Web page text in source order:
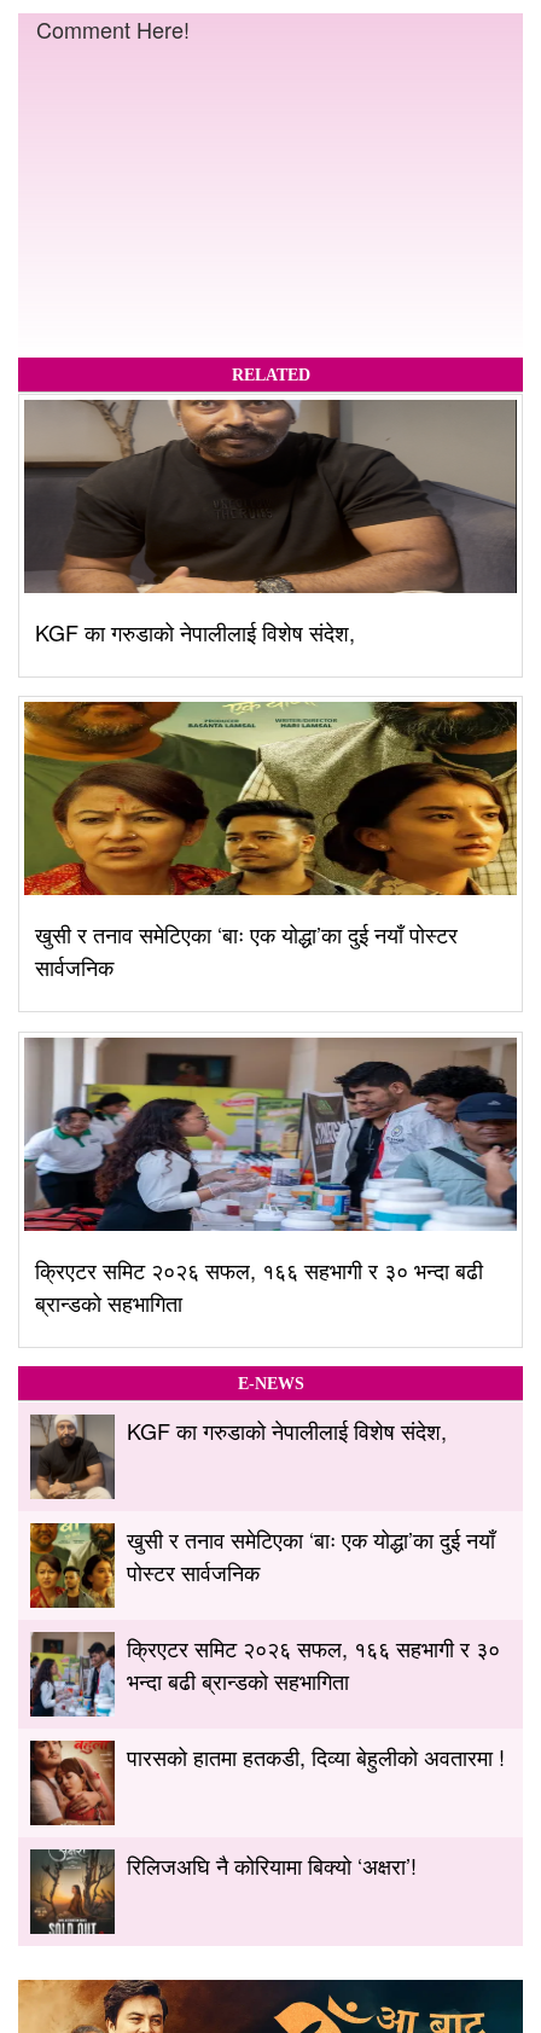
Comment Here!
RELATED
KGF का गरुडाको नेपालीलाई विशेष संदेश,
खुसी र तनाव समेटिएका ‘बाः एक योद्धा’का दुई नयाँ पोस्टर
सार्वजनिक
क्रिएटर समिट २०२६ सफल, १६६ सहभागी र ३० भन्दा बढी
ब्रान्डको सहभागिता
E-NEWS
KGF का गरुडाको नेपालीलाई विशेष संदेश,
खुसी र तनाव समेटिएका ‘बाः एक योद्धा’का दुई नयाँ
पोस्टर सार्वजनिक
क्रिएटर समिट २०२६ सफल, १६६ सहभागी र ३०
भन्दा बढी ब्रान्डको सहभागिता
पारसको हातमा हतकडी, दिव्या बेहुलीको अवतारमा !
रिलिजअघि नै कोरियामा बिक्यो ‘अक्षरा’!